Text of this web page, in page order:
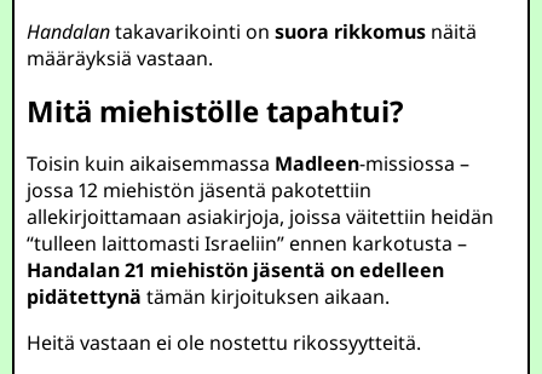
Handalantakavarikointi onsuora rikkomus näitä
määräyksiä vastaan.
Mitä miehistölle tapahtui?
Toisin kuin aikaisemmassa Madleen-missiossa –
jossa 12 miehistön jäsentä pakotettiin
allekirjoittamaan asiakirjoja, joissa väitettiin heidän
“tulleen laittomasti Israeliin” ennen karkotusta –
Handalan 21 miehistön jäsentä on edelleen
pidätettynä tämän kirjoituksen aikaan.
Heitä vastaan ei ole nostettu rikossyytteitä.